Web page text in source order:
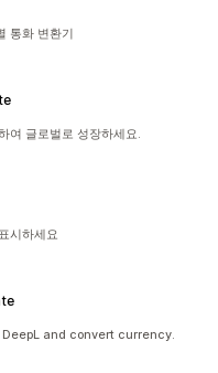
통화 변환기
여 글로벌로 성장하세요.
시하세요
and convert currency.